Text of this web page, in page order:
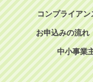
コンプライアン
お申込みの流れ
中小事業